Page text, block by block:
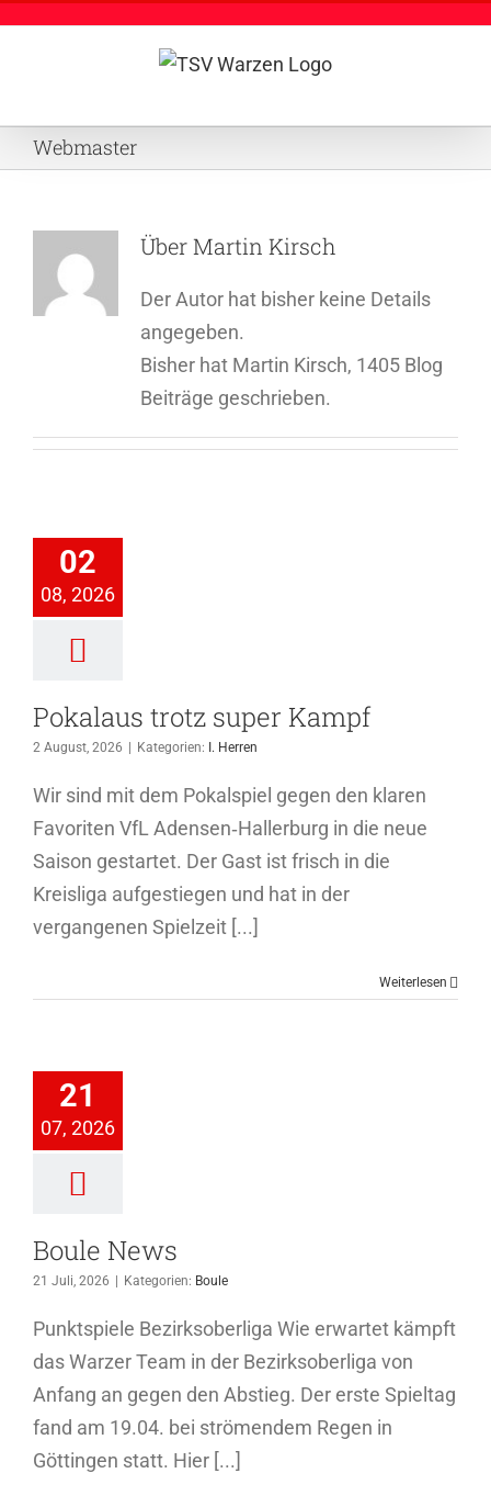
Webmaster
ÜberMartin Kirsch
Der Autor hat bisher keine Details
angegeben.
Bisher hat Martin Kirsch, 1405 Blog
Beiträge geschrieben.
02
08, 2026
trotz
Kampf
I. Herren
Pokalaus trotz super Kampf
2 August, 2026 Kategorien: I. Herren
Wir sind mit dem Pokalspiel gegen den klaren
Favoriten VfL Adensen‑Hallerburg in die neue
Saison gestartet. Der Gast ist frisch in die
Kreisliga aufgestiegen und hat in der
vergangenen Spielzeit [...]
Weiterlesen
21
07, 2026
News
Boule News
21 Juli, 2026 Kategorien: Boule
Punktspiele Bezirksoberliga Wie erwartet kämpft
das Warzer Team in der Bezirksoberliga von
Anfang an gegen den Abstieg. Der erste Spieltag
fand am 19.04. bei strömendem Regen in
Göttingen statt. Hier [...]